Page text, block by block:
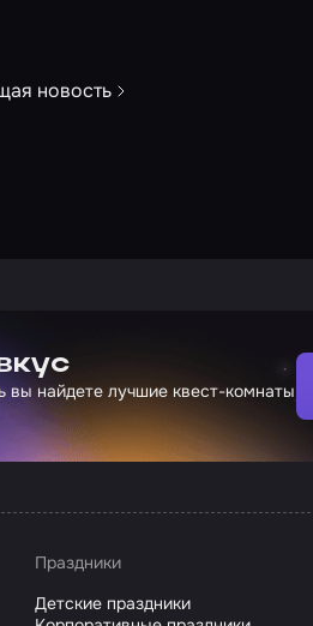
новость
вы найдете лучшие квест-комнаты
Праздники
Детские праздники